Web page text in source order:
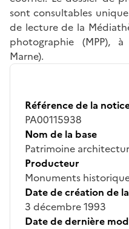
sont consultables
de lecture de la
photographie (MPP), à
Marne).
Référence de la
PA00115938
Nom de la base
Patrimoine
Producteur
Monuments
Date de création de
3 décembre 1993
Date de dernière